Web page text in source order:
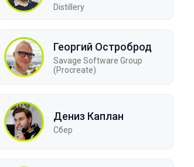
Distillery
Георгий Остроброд
Savage Software Group
(Procreate)
Дениз Каплан
Сбер